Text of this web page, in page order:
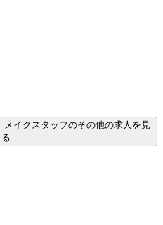
イクスタッフのその他の求人を見
る